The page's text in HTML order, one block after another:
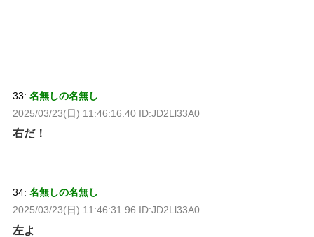
33: 名無しの名無し
2025/03/23(日) 11:46:16.40 ID:JD2Ll33A0
右だ！
34: 名無しの名無し
2025/03/23(日) 11:46:31.96 ID:JD2Ll33A0
左よ